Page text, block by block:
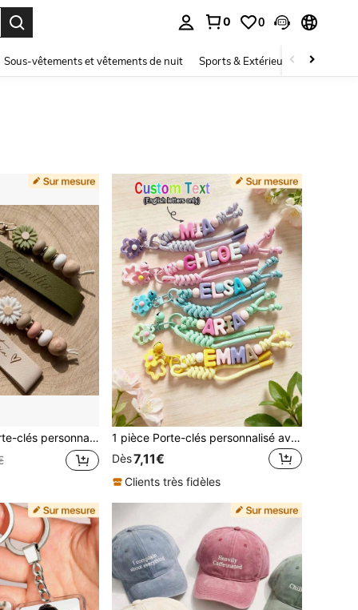
0 0
Sous-vêtements et vêtements de nuit Sports & Extérieur Enfants
| Cadeau d'anniversaire/Fête des mères, Saison de remise des diplômes, Cadeau de demoiselle d'honneur, Cadeau de la fête des enseignants, Cadeau de la Saint-Valentin, Esthétique, Bohème chic
1 pièce Porte-clés personnalisé avec perles tressées, lanière avec fleur et lettre, porte-clés nom coloré personnalisé, cadeau de vacances, pour maman/petite amie, esthétique
Dès7,11€
Clients très fidèles